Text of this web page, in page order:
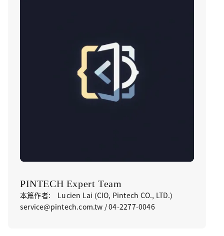
PINTECH Expert Team
本篇作者: Lucien Lai (CIO, Pintech CO., LTD.)
service@pintech.com.tw / 04-2277-0046